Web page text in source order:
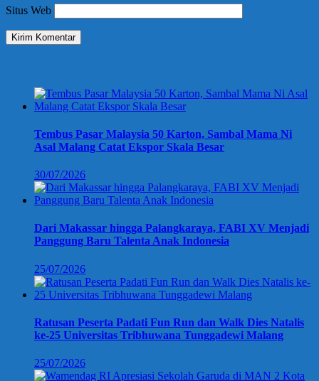
Situs Web
Tembus Pasar Malaysia 50 Karton, Sambal Mama Ni
Asal Malang Catat Ekspor Skala Besar
30/07/2026
Dari Makassar hingga Palangkaraya, FABI XV Menjadi
Panggung Baru Talenta Anak Indonesia
25/07/2026
Ratusan Peserta Padati Fun Run dan Walk Dies Natalis
ke-25 Universitas Tribhuwana Tunggadewi Malang
25/07/2026